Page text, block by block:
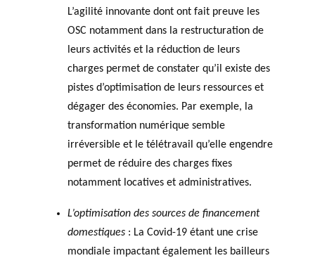
L’agilité innovante dont ont fait preuve les
OSC notamment dans la restructuration de
leurs activités et la réduction de leurs
charges permet de constater qu’il existe des
pistes d’optimisation de leurs ressources et
dégager des économies. Par exemple, la
transformation numérique semble
irréversible et le télétravail qu’elle engendre
permet de réduire des charges fixes
notamment locatives et administratives.
L’optimisation des sources de financement
domestiques : La Covid-19 étant une crise
mondiale impactant également les bailleurs